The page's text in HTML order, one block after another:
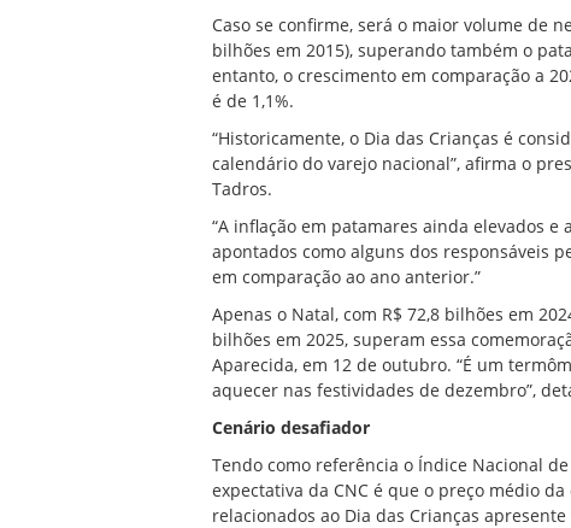
Caso se confirme, será o maior volume de
bilhões em 2015), superando também o
entanto, o crescimento em comparação a
é de 1,1%.
“Historicamente, o Dia das Crianças é
calendário do varejo nacional”, afirma o
Tadros.
“A inflação em patamares ainda elevados
apontados como alguns dos responsáveis
em comparação ao ano anterior.”
Apenas o Natal, com R$ 72,8 bilhões em
bilhões em 2025, superam essa
Aparecida, em 12 de outubro. “É um
aquecer nas festividades de dezembro”,
Cenário desafiador
Tendo como referência o Índice Nacional
expectativa da CNC é que o preço médio
relacionados ao Dia das Crianças